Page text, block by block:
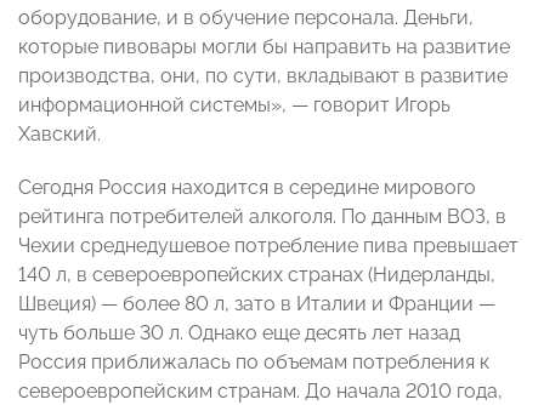
оборудование, и в обучение персонала. Деньги,
которые пивовары могли бы направить на развитие
производства, они, по сути, вкладывают в развитие
информационной системы», — говорит Игорь
Хавский.
Сегодня Россия находится в середине мирового
рейтинга потребителей алкоголя. По данным ВОЗ, в
Чехии среднедушевое потребление пива превышает
140 л, в североевропейских странах (Нидерланды,
Швеция) — более 80 л, зато в Италии и Франции —
чуть больше 30 л. Однако еще десять лет назад
Россия приближалась по объемам потребления к
североевропейским странам. До начала 2010 года,